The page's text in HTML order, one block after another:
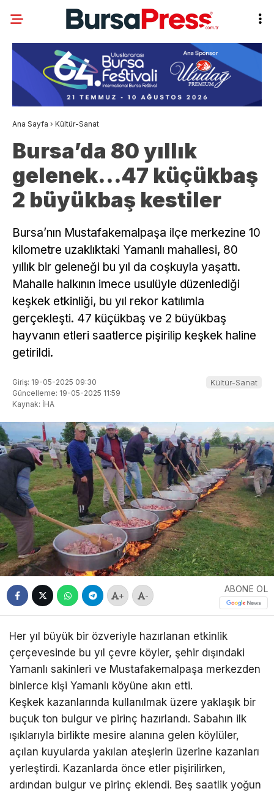
Ana Sayfa › Kültür-Sanat
Bursa’da 80 yıllık
gelenek…47 küçükbaş
2 büyükbaş kestiler
Bursa’nın Mustafakemalpaşa ilçe merkezine 10
kilometre uzaklıktaki Yamanlı mahallesi, 80
yıllık bir geleneği bu yıl da coşkuyla yaşattı.
Mahalle halkının imece usulüyle düzenlediği
keşkek etkinliği, bu yıl rekor katılımla
gerçekleşti. 47 küçükbaş ve 2 büyükbaş
hayvanın etleri saatlerce pişirilip keşkek haline
getirildi.
Giriş: 19-05-2025 09:30
Güncelleme: 19-05-2025 11:59
Kaynak: İHA
Kültür-Sanat
+ -
ABONE OL
Her yıl büyük bir özveriyle hazırlanan etkinlik
çerçevesinde bu yıl çevre köyler, şehir dışındaki
Yamanlı sakinleri ve Mustafakemalpaşa merkezden
binlerce kişi Yamanlı köyüne akın etti.
Keşkek kazanlarında kullanılmak üzere yaklaşık bir
buçuk ton bulgur ve pirinç hazırlandı. Sabahın ilk
ışıklarıyla birlikte mesire alanına gelen köylüler,
açılan kuyularda yakılan ateşlerin üzerine kazanları
yerleştirdi. Kazanlarda önce etler pişirilirken,
ardından bulgur ve pirinç eklendi. Beş saatlik yoğun